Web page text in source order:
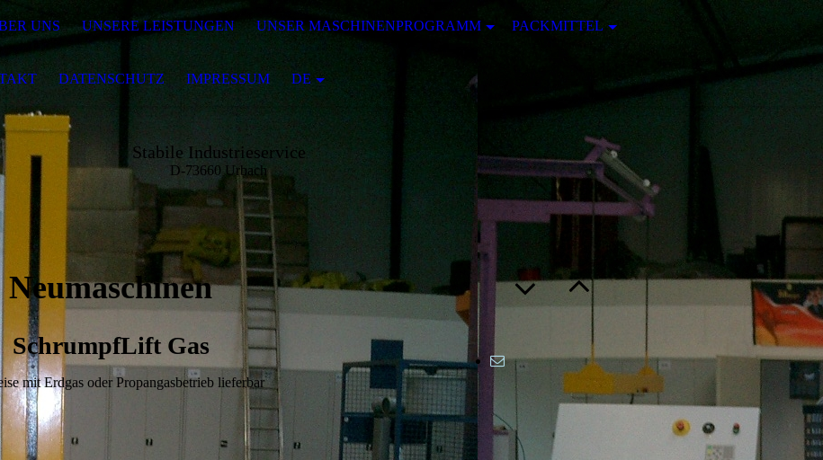
UNS UNSERE LEISTUNGEN UNSER MASCHINENPROGRAMM PACKMITTEL
DATENSCHUTZ IMPRESSUM DE
Stabile Industrieservice
D-73660 Urbach
Neumaschinen
SchrumpfLift Gas
mit Erdgas oder Propangasbetrieb lieferbar